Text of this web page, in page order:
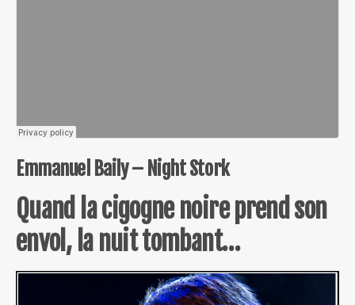
Emmanuel Baily – Night Stork
Quand la cigogne noire prend son
envol, la nuit tombant…